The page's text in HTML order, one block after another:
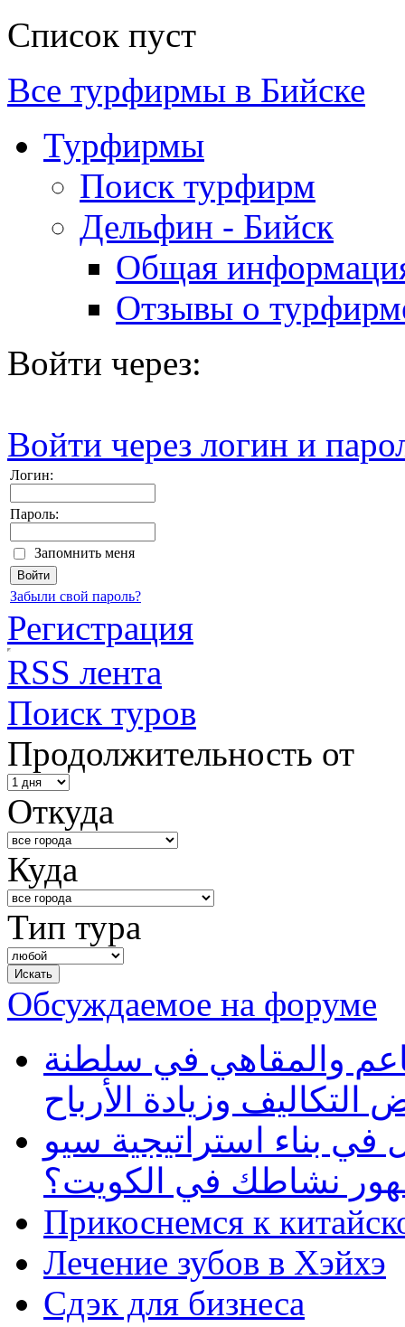
Список пуст
Все турфирмы в Бийске
Турфирмы
Поиск турфирм
Дельфин - Бийск
Общая
Отзывы о
Войти через:
Войти через логин и
Логин:
Пароль:
Запомнить меня
Забыли свой пароль?
Регистрация
RSS лента
Поиск туров
Продолжительность от
Откуда
Куда
Тип тура
Обсуждаемое на форуме
والمقاهي في سلطنة
وزيادة الأرباح
بناء استراتيجية سيو
نشاطك في الكويت؟
Прикоснемся к
Лечение зубов в Хэйхэ
Сдэк для бизнеса